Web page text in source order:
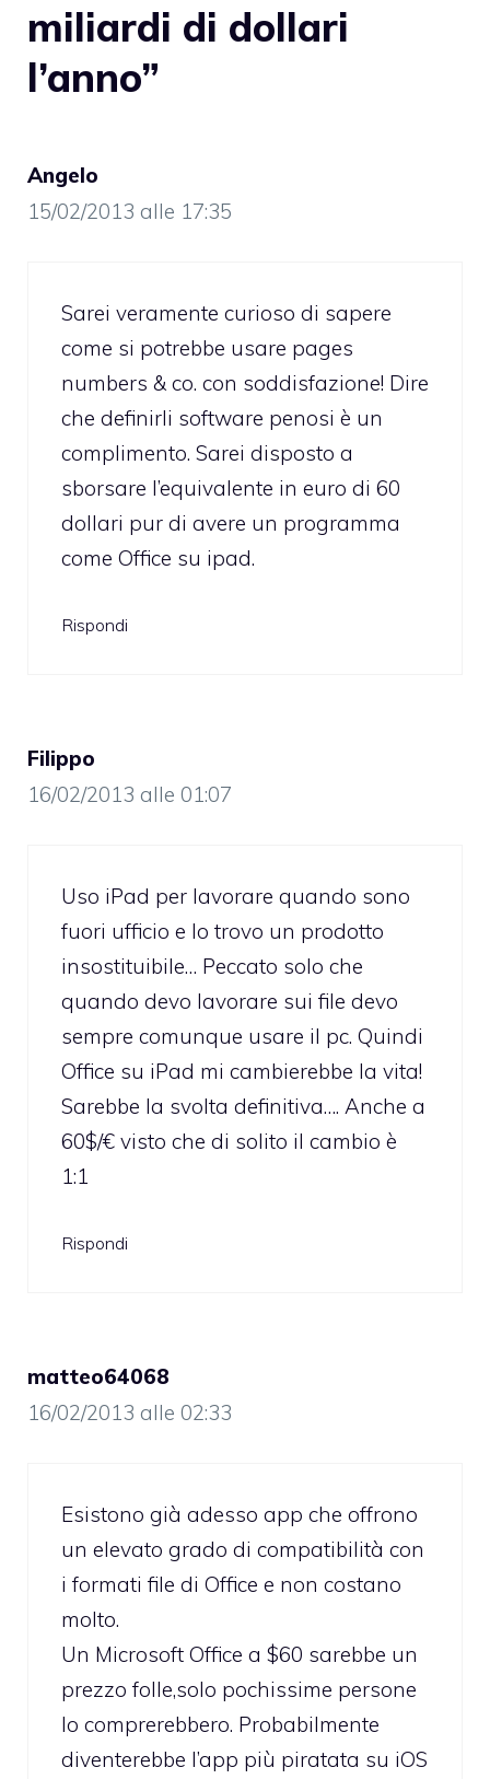
miliardi di dollari
l’anno”
Angelo
15/02/2013 alle 17:35
Sarei veramente curioso di sapere
come si potrebbe usare pages
numbers & co. con soddisfazione! Dire
che definirli software penosi è un
complimento. Sarei disposto a
sborsare l’equivalente in euro di 60
dollari pur di avere un programma
come Office su ipad.
Rispondi
Filippo
16/02/2013 alle 01:07
Uso iPad per lavorare quando sono
fuori ufficio e lo trovo un prodotto
insostituibile… Peccato solo che
quando devo lavorare sui file devo
sempre comunque usare il pc. Quindi
Office su iPad mi cambierebbe la vita!
Sarebbe la svolta definitiva…. Anche a
60$/€ visto che di solito il cambio è
1:1
Rispondi
matteo64068
16/02/2013 alle 02:33
Esistono già adesso app che offrono
un elevato grado di compatibilità con
i formati file di Office e non costano
molto.
Un Microsoft Office a $60 sarebbe un
prezzo folle,solo pochissime persone
lo comprerebbero. Probabilmente
diventerebbe l’app più piratata su iOS